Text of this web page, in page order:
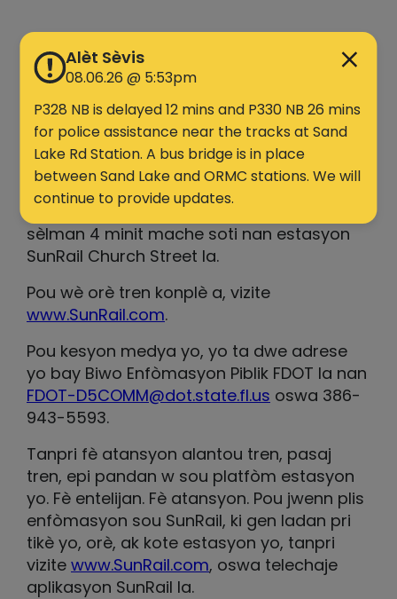
Alèt Sèvis
08.06.26 @ 5:53pm
P328 NB is delayed 12 mins and P330 NB 26 mins
for police assistance near the tracks at Sand
Lake Rd Station. A bus bridge is in place
between Sand Lake and ORMC stations. We will
continue to provide updates.
Match la ap kòmanse madi a 7:30 pm nan
Kia Center. Fanatik yo ka monte SunRail
gratis lè yo montre tikè match yo, swa
enprime oswa dijital, bay kondiktè SunRail
yo oswa enspektè pri yo.
Orlando Magic pral bay yon lòt tren ki prale
nan direksyon sid, k ap kite estasyon
Church Street a 11:06 pm. Kia Center la se
sèlman 4 minit mache soti nan estasyon
SunRail Church Street la.
Pou wè orè tren konplè a, vizite
www.SunRail.com.
Pou kesyon medya yo, yo ta dwe adrese
yo bay Biwo Enfòmasyon Piblik FDOT la nan
FDOT-D5COMM@dot.state.fl.us oswa 386-
943-5593.
Tanpri fè atansyon alantou tren, pasaj
tren, epi pandan w sou platfòm estasyon
yo. Fè entelijan. Fè atansyon. Pou jwenn plis
enfòmasyon sou SunRail, ki gen ladan pri
tikè yo, orè, ak kote estasyon yo, tanpri
vizite www.SunRail.com, oswa telechaje
aplikasyon SunRail la.